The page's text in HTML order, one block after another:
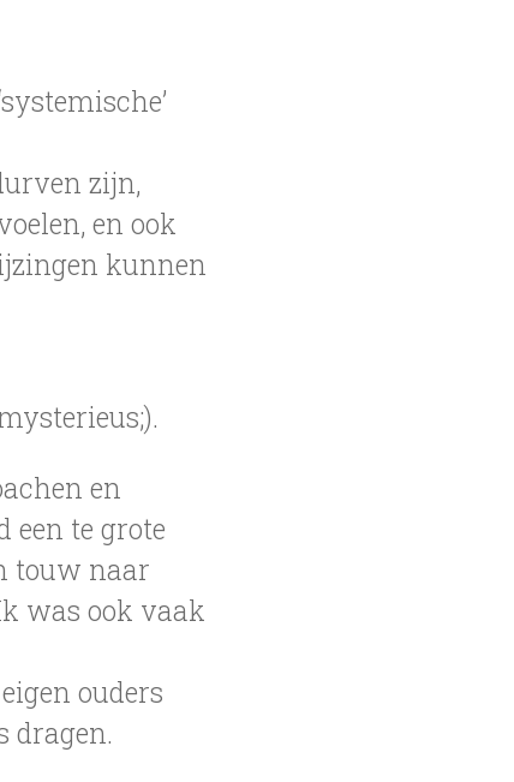
zijn,
en ook
kunnen
en
een te grote
touw naar
was ook vaak
ouders
dragen.